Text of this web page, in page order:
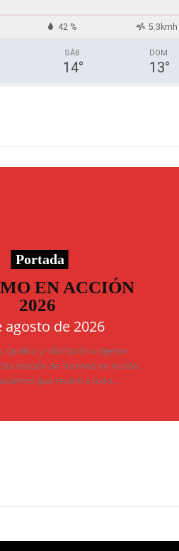
42 % 5.3kmh
SÁB
14°
DOM
13°
Portada
EN ACCIÓN
2026
agosto de 2026
Quilino y Villa Quilino dijeron
edición de Turismo en Acción,
que reunió a todo...